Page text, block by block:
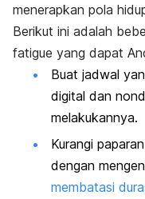
menerapkan pola
Berikut ini adalah
fatigue yang dapat
Buat jadwal
digital dan
melakukannya.
Kurangi paparan
dengan
membatasi